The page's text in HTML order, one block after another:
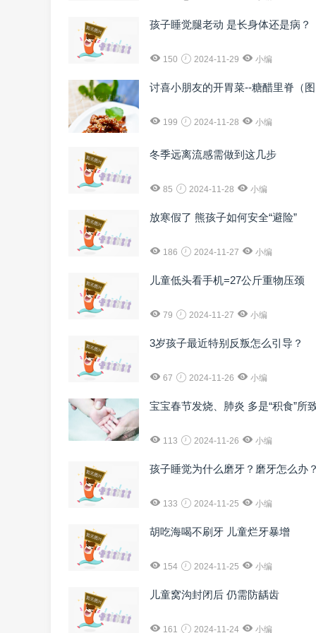
孩子睡觉腿老动 是长身体还是病？
150 2024-11-29 小编
讨喜小朋友的开胃菜--糖醋里脊（
199 2024-11-28 小编
冬季远离流感需做到这几步
85 2024-11-28 小编
放寒假了 熊孩子如何安全“避险”
186 2024-11-27 小编
儿童低头看手机=27公斤重物压颈
79 2024-11-27 小编
3岁孩子最近特别反叛怎么引导？
67 2024-11-26 小编
宝宝春节发烧、肺炎 多是“积食”所
113 2024-11-26 小编
孩子睡觉为什么磨牙？磨牙怎么办
133 2024-11-25 小编
胡吃海喝不刷牙 儿童烂牙暴增
154 2024-11-25 小编
儿童窝沟封闭后 仍需防龋齿
161 2024-11-24 小编